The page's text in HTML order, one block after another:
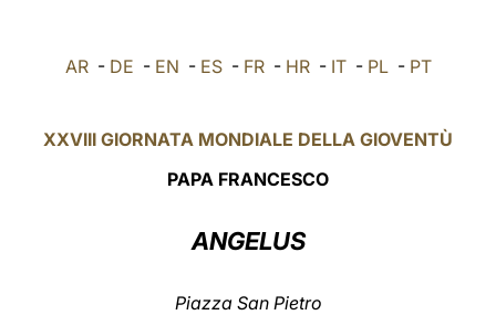
العربيّة
LATINE
AR- DE - EN - ES- FR- HR- IT- PL- PT
XXVIII GIORNATA MONDIALE DELLA GIOVENTÙ
PAPA FRANCESCO
ANGELUS
Piazza San Pietro